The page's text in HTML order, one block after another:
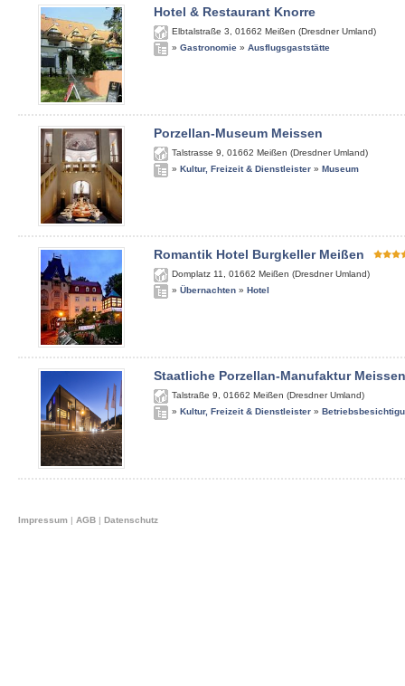
Hotel & Restaurant Knorre
Elbtalstraße 3 01662 Meißen (Dresdner Umland)
» Gastronomie » Ausflugsgaststätte
Porzellan-Museum Meissen
Talstrasse 9 01662 Meißen (Dresdner Umland)
» Kultur, Freizeit & Dienstleister » Museum
Romantik Hotel Burgkeller Meißen
Domplatz 11 01662 Meißen (Dresdner Umland)
» Übernachten » Hotel
Staatliche Porzellan-Manufaktur Meissen
Talstraße 9 01662 Meißen (Dresdner Umland)
» Kultur, Freizeit & Dienstleister »
Impressum | AGB | Datenschutz